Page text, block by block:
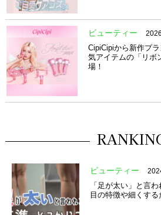
ビューティー
CipiCipiから新作プ
気アイテムの「リボ
場！
ビューティー
「足が太い」と言
目の特徴や細くす